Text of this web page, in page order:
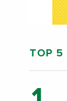
TOP 5